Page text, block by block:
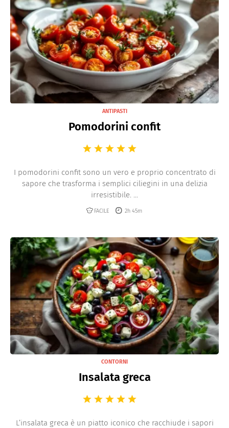
ANTIPASTI
Pomodorini confit
I pomodorini confit sono un vero e proprio concentrato di
sapore che trasforma i semplici ciliegini in una delizia
irresistibile. ...
FACILE 2h 45m
CONTORNI
Insalata greca
L’insalata greca è un piatto iconico che racchiude i sapori